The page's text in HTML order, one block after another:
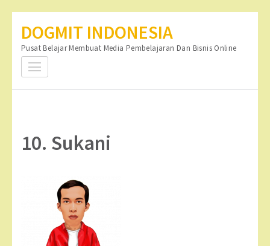
konten
(Tekan
DOGMIT INDONESIA
Pusat Belajar Membuat Media Pembelajaran Dan Bisnis Online
10. Sukani